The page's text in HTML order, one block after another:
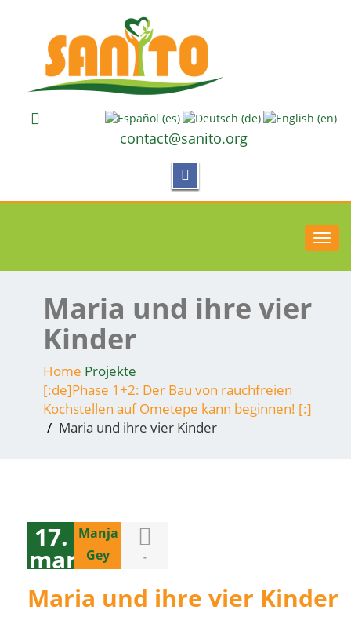
contact@sanito.org
Maria und ihre vier
Kinder
Home Projekte
[:de]Phase 1+2: Der Bau von rauchfreien
Kochstellen auf Ometepe kann beginnen! [:]
Maria und ihre vier Kinder
17.
marzo
2018
Manja
Gey
-
Maria und ihre vier Kinder